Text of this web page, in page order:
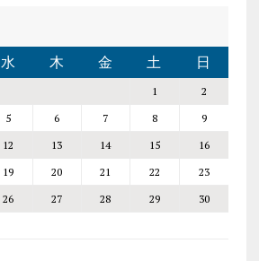
水 木 金 土 日
1
2
5 6 7 8
9
12 13 14 15
16
19 20 21 22
23
26 27 28 29
30